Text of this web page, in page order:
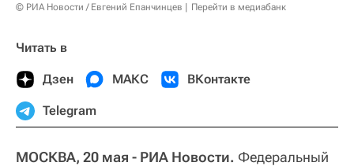
© РИА Новости / Евгений Епанчинцев Перейти в медиабанк
Читать в
Дзен МАКС ВКонтакте
Telegram
МОСКВА, 20 мая - РИА Новости. Федеральный